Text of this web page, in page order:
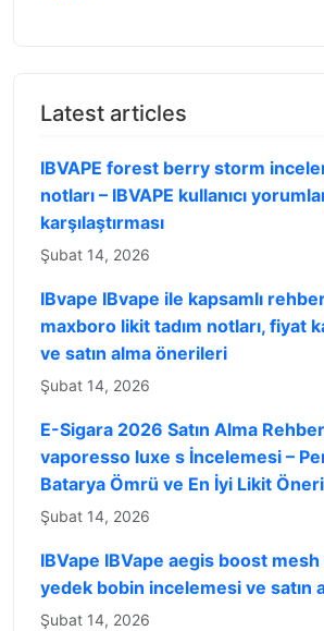
Latest articles
IBVAPE forest berry storm
notları – IBVAPE kullanıcı
karşılaştırması
Şubat 14, 2026
IBvape IBvape ile kapsamlı
maxboro likit tadım notları, fiyat
ve satın alma önerileri
Şubat 14, 2026
E-Sigara 2026 Satın Alma
vaporesso luxe s İncelemesi –
Batarya Ömrü ve En İyi Likit
Şubat 14, 2026
IBVape IBVape aegis boost
yedek bobin incelemesi ve satın
Şubat 14, 2026